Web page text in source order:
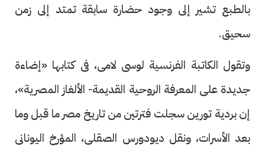
بالطبع تشير إلى وجود حضارة سابقة تمتد إلى زمن
سحيق.
وتقول الكاتبة الفرنسية لوسى لامى، فى كتابها «إضاءة
جديدة على المعرفة الروحية القديمة- الألغاز المصرية»،
إن بردية تورين سجلت فترتين من تاريخ مصر ما قبل وما
بعد الأسرات، ونقل ديودورس الصقلى، المؤرخ اليونانى